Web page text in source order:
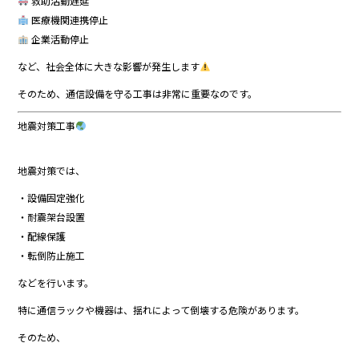
医療機関連携停止
企業活動停止
など、社会全体に大きな影響が発生します
そのため、通信設備を守る工事は非常に重要なのです。
地震対策工事
地震対策では、
・設備固定強化
・耐震架台設置
・配線保護
・転倒防止施工
などを行います。
特に通信ラックや機器は、揺れによって倒壊する危険があります。
そのため、